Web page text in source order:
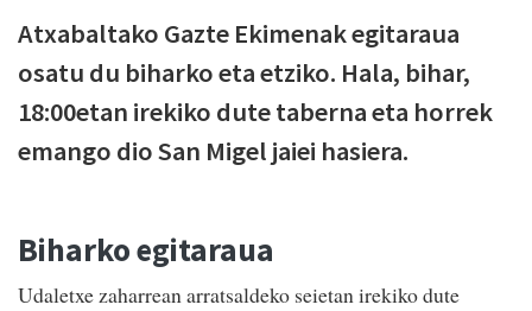
Atxabaltako Gazte Ekimenak egitaraua
osatu du biharko eta etziko. Hala, bihar,
18:00etan irekiko dute taberna eta horrek
emango dio San Migel jaiei hasiera.
Biharko egitaraua
Udaletxe zaharrean arratsaldeko seietan irekiko dute